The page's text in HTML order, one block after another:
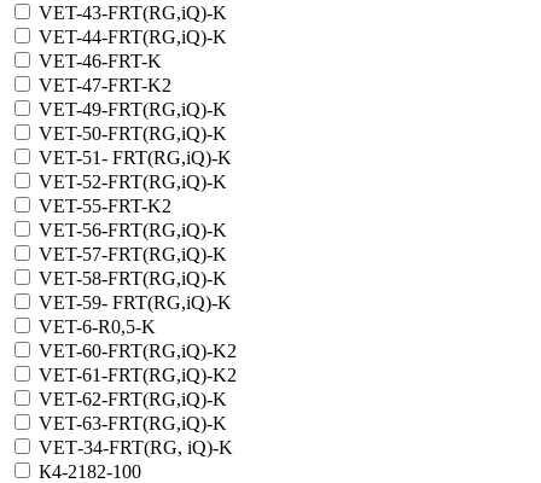
VET-43-FRT(RG,iQ)-K
VET-44-FRT(RG,iQ)-K
VET-46-FRT-K
VET-47-FRT-K2
VET-49-FRT(RG,iQ)-K
VET-50-FRT(RG,iQ)-K
VET-51- FRT(RG,iQ)-K
VET-52-FRT(RG,iQ)-K
VET-55-FRT-K2
VET-56-FRT(RG,iQ)-K
VET-57-FRT(RG,iQ)-K
VET-58-FRT(RG,iQ)-K
VET-59- FRT(RG,iQ)-K
VET-6-R0,5-K
VET-60-FRT(RG,iQ)-K2
VET-61-FRT(RG,iQ)-K2
VET-62-FRT(RG,iQ)-K
VET-63-FRT(RG,iQ)-K
VET‑34-FRT(RG, iQ)-K
К4-2182-100